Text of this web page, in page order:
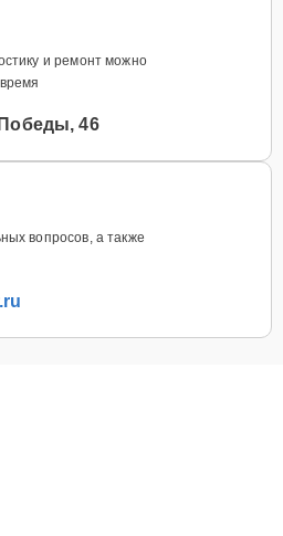
и ремонт можно
Победы, 46
вопросов, а также